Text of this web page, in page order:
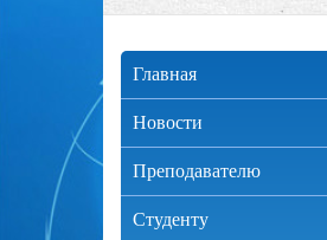
Главная
Новости
Преподавателю
Студенту